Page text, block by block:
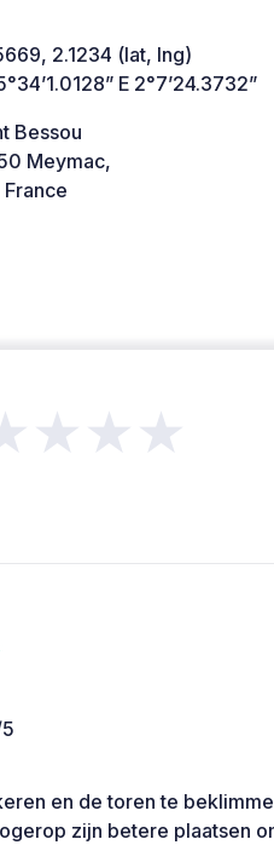
2.1234 (lat, lng)
E 2°7’24.3732”
Bessou
Meymac,
France
en de toren te
zijn betere plaatsen